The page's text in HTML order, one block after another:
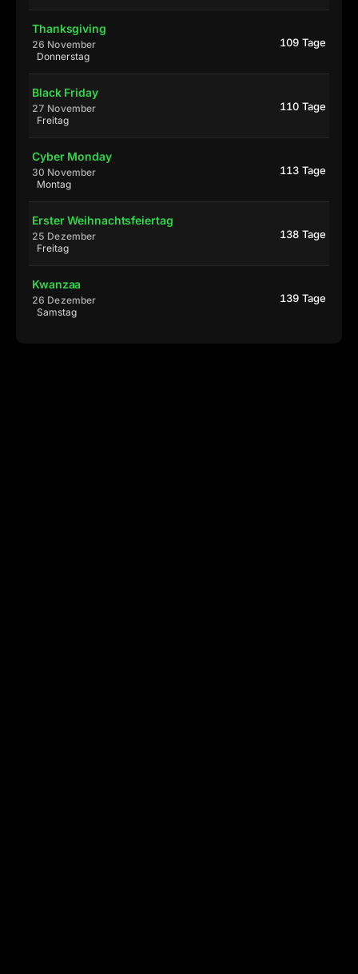
26 November
Donnerstag
Thanksgiving
109 Tage
27 November
Freitag
Black Friday
110 Tage
30 November
Montag
Cyber Monday
113 Tage
25 Dezember
Freitag
Erster Weihnachtsfeiertag
138 Tage
26 Dezember
Samstag
Kwanzaa
139 Tage